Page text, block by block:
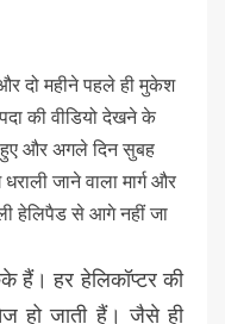
दो महीने पहले ही मुकेश
की वीडियो देखने के
हुए और अगले दिन सुबह
जाने वाला मार्ग और
हेलिपैड से आगे नहीं जा
हैं। हर हेलिकॉप्टर की
हो जाती हैं। जैसे ही